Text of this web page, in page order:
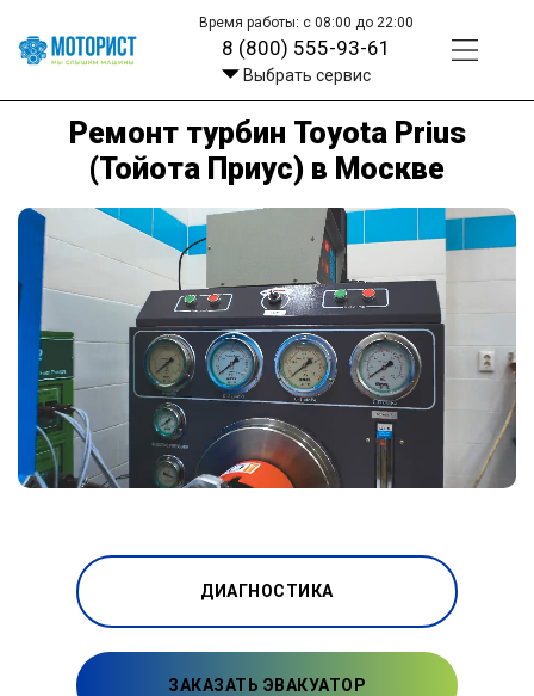
Время работы: с 08:00 до 22:00
8 (800) 555-93-61
Выбрать сервис
Ремонт турбин Toyota Prius
(Тойота Приус) в Москве
ДИАГНОСТИКА
ЗАКАЗАТЬ ЭВАКУАТОР